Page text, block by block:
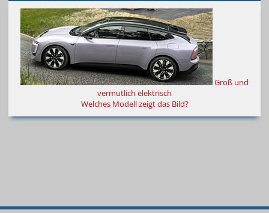
Groß und
vermutlich elektrisch
Welches Modell zeigt das Bild?